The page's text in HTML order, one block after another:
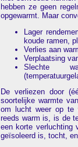
hebben ze geen
opgewarmt. Maar
Lager
koude ramen,
Verlies aan
Verplaatsing
Slechte
De verliezen door
soortelijke warmte
om lucht weer op te
reeds warm is, is de
een korte verluchting
geïsoleerd is, tocht,